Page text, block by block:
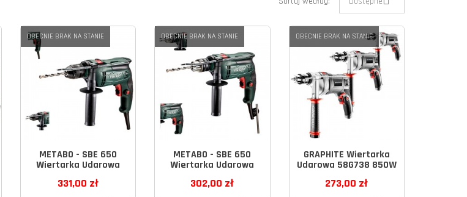
METABO - SBE 650
Wiertarka Udarowa
331,00 zł
OBECNIE BRAK NA STANIE
METABO - SBE 650
Wiertarka Udarowa
302,00 zł
OBECNIE BRAK NA STANIE
GRAPHITE Wiertarka
Udarowa 58G738 850W
273,00 zł
OBECNIE BRAK NA STANIE